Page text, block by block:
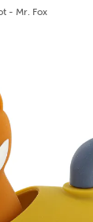
- Mr. Fox